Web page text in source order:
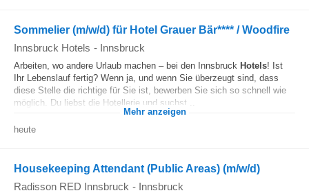
Sommelier (m/w/d) für Hotel Grauer Bär**** / Woodfire
Innsbruck Hotels - Innsbruck
Arbeiten, wo andere Urlaub machen – bei den Innsbruck Hotels! Ist
Ihr Lebenslauf fertig? Wenn ja, und wenn Sie überzeugt sind, dass
diese Stelle die richtige für Sie ist, bewerben Sie sich so schnell wie
möglich. Du liebst die Hotellerie und suchst...
Mehr anzeigen
heute
Housekeeping Attendant (Public Areas) (m/w/d)
Radisson RED Innsbruck - Innsbruck